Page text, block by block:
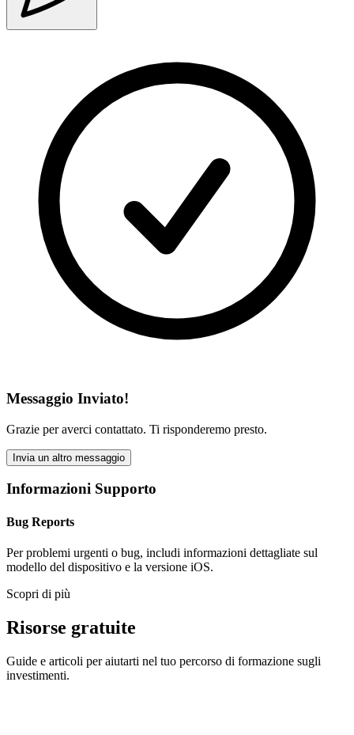
Messaggio Inviato!
Grazie per averci contattato. Ti risponderemo presto.
Invia un altro messaggio
Informazioni Supporto
Bug Reports
Per problemi urgenti o bug, includi informazioni dettagliate sul
modello del dispositivo e la versione iOS.
Scopri di più
Risorse gratuite
Guide e articoli per aiutarti nel tuo percorso di formazione sugli
investimenti.